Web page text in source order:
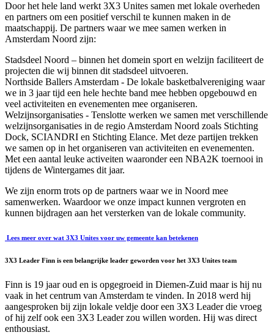
Door het hele land werkt 3X3 Unites samen met lokale overheden
en partners om een positief verschil te kunnen maken in de
maatschappij. De partners waar we mee samen werken in
Amsterdam Noord zijn:
Stadsdeel Noord – binnen het domein sport en welzijn faciliteert de
projecten die wij binnen dit stadsdeel uitvoeren.
Northside Ballers Amsterdam - De lokale basketbalvereniging waar
we in 3 jaar tijd een hele hechte band mee hebben opgebouwd en
veel activiteiten en evenementen mee organiseren.
Welzijnsorganisaties - Tenslotte werken we samen met verschillende
welzijnsorganisaties in de regio Amsterdam Noord zoals Stichting
Dock, SCIANDRI en Stichting Elance. Met deze partijen trekken
we samen op in het organiseren van activiteiten en evenementen.
Met een aantal leuke activeiten waaronder een NBA2K toernooi in
tijdens de Wintergames dit jaar.
We zijn enorm trots op de partners waar we in Noord mee
samenwerken. Waardoor we onze impact kunnen vergroten en
kunnen bijdragen aan het versterken van de lokale community.
Lees meer over wat 3X3 Unites voor uw gemeente kan betekenen
3X3 Leader Finn is een belangrijke leader geworden voor het 3X3 Unites team
Finn is 19 jaar oud en is opgegroeid in Diemen-Zuid maar is hij nu
vaak in het centrum van Amsterdam te vinden. In 2018 werd hij
aangesproken bij zijn lokale veldje door een 3X3 Leader die vroeg
of hij zelf ook een 3X3 Leader zou willen worden. Hij was direct
enthousiast.